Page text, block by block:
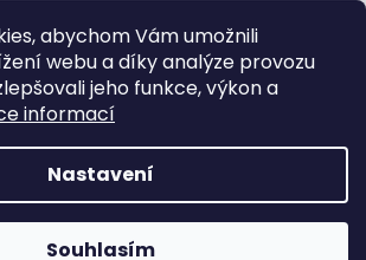
abychom Vám umožnili
webu a díky analýze provozu
jeho funkce, výkon a
informací
Nastavení
Souhlasím
2.8. budou vyřizovány od 3.8.,
produktu je 5 z 5 hvězdiček.
Trnková
ještě krásnější, než tady na těch
porcelánu, který mě reprezentuje líp
Agent Jaroslav. Všechna práva
Upravit nastavení cookies